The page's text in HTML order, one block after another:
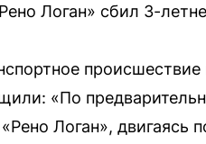
Логан» сбил 3-
«По
Логан», двигаясь